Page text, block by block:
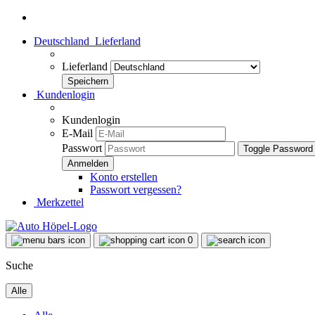
Deutschland Lieferland
Lieferland
Kundenlogin
Kundenlogin
E-Mail
Passwort
Toggle
Konto erstellen
Passwort vergessen?
Merkzettel
0
Suche
Alle